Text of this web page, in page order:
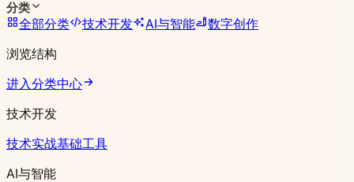
分类
全部分类 技术开发 AI与智能
数字创作
浏览结构
进入分类中心
技术开发
技术实战基础工具
AI与智能